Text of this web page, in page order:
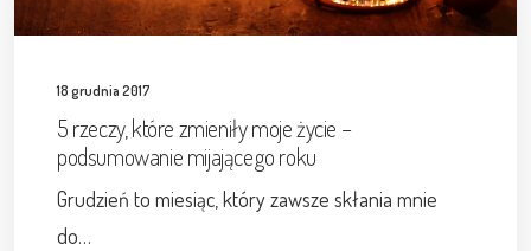
18 grudnia 2017
5 rzeczy, które zmieniły moje życie –
podsumowanie mijającego roku
Grudzień to miesiąc, który zawsze skłania mnie
do…